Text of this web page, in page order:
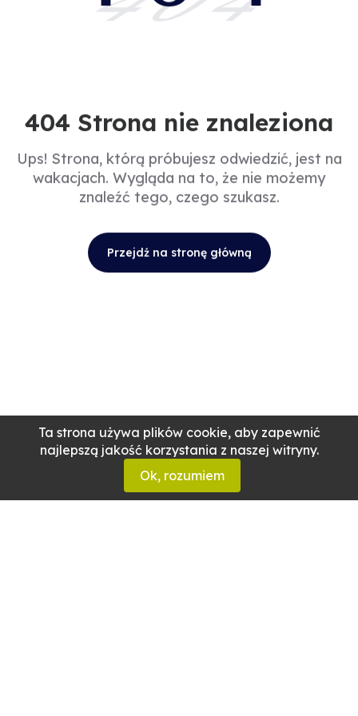
Ta strona używa plików cookie, aby zapewnić
najlepszą jakość korzystania z naszej witryny.
Ok, rozumiem
404 Strona nie znaleziona
Ups! Strona, którą próbujesz odwiedzić, jest na
wakacjach. Wygląda na to, że nie możemy
znaleźć tego, czego szukasz.
Przejdź na stronę główną